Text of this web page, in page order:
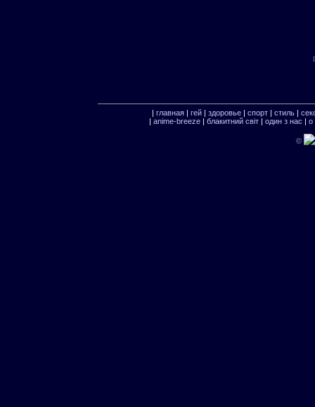
| главная| гей| здоровье| спорт| стиль|
| anime-breeze| блакитний свiт| один з нас | о
©